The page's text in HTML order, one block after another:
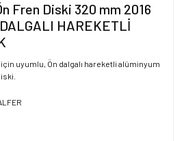
Fren Diski 320 mm 2016
HAREKETLİ
için uyumlu, Ön dalgalı hareketli alüminyum